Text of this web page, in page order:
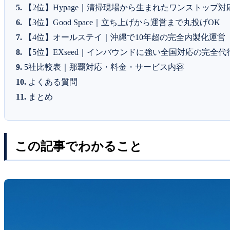
【2位】Hypage｜清掃現場から生まれたワンストップ対
【3位】Good Space｜立ち上げから運営まで丸投げOK
【4位】オールステイ｜沖縄で10年超の完全内製化運営
【5位】EXseed｜インバウンドに強い全国対応の完全代
5社比較表｜那覇対応・料金・サービス内容
よくある質問
まとめ
この記事でわかること